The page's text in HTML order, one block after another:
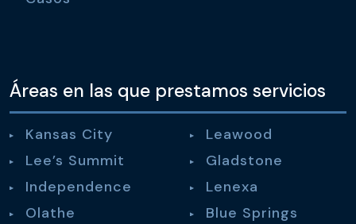
Áreas en las que prestamos servicios
Kansas City
Lee’s Summit
Independence
Olathe
Leawood
Gladstone
Lenexa
Blue Springs